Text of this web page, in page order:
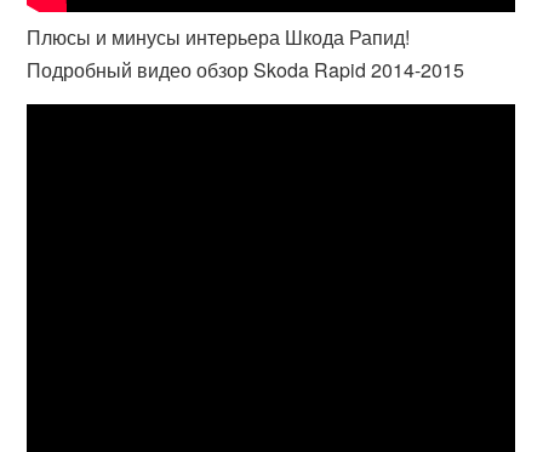
Плюсы и минусы интерьера Шкода Рапид!
Подробный видео обзор Skoda Rapid 2014-2015